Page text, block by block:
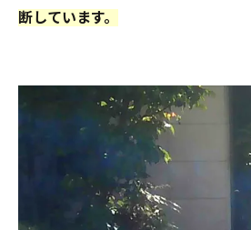
断しています。